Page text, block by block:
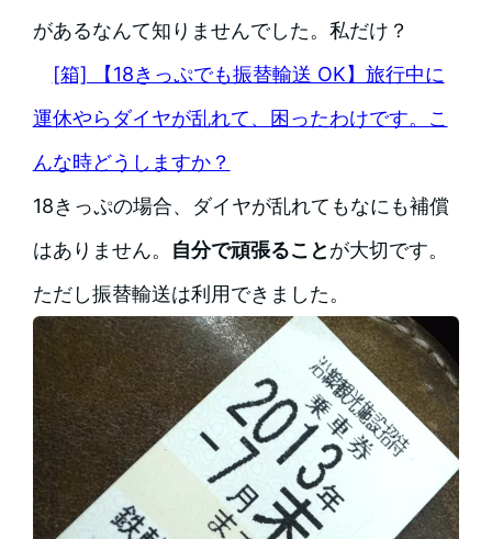
があるなんて知りませんでした。私だけ？
[箱] 【18きっぷでも振替輸送 OK】旅行中に
運休やらダイヤが乱れて、困ったわけです。こ
んな時どうしますか？
18きっぷの場合、ダイヤが乱れてもなにも補償
はありません。
自分で頑張ることが大切です。
ただし振替輸送は利用できました。